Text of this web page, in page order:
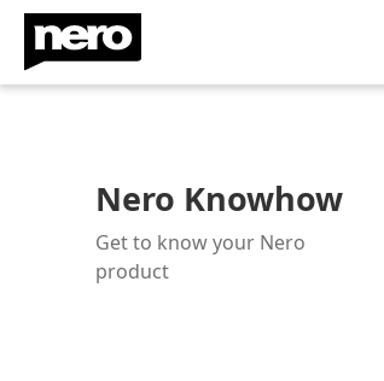
Nero Knowhow
Get to know your Nero
product